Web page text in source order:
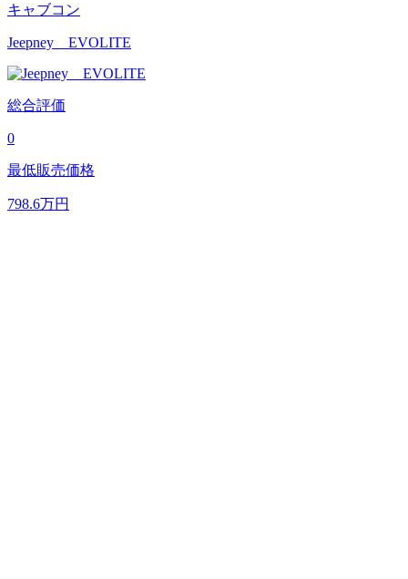
キャブコン
Jeepney EVOLITE
総合評価
0
最低販売価格
798.6万円